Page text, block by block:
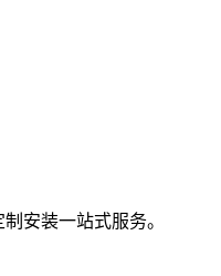
安装一站式服务。